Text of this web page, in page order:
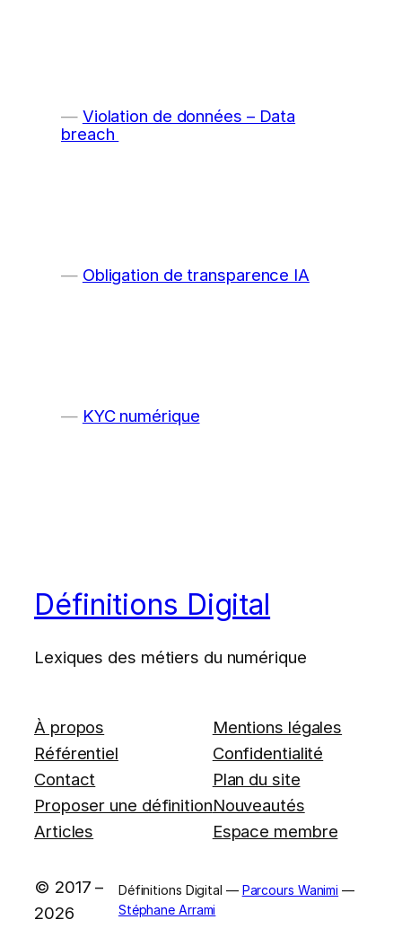
Violation de données – Data
breach
Obligation de transparence IA
KYC numérique
Définitions Digital
Lexiques des métiers du numérique
À propos
Référentiel
Contact
Proposer une définition
Articles
Mentions légales
Confidentialité
Plan du site
Nouveautés
Espace membre
© 2017 –
2026
Définitions Digital — Parcours Wanimi —
Stéphane Arrami